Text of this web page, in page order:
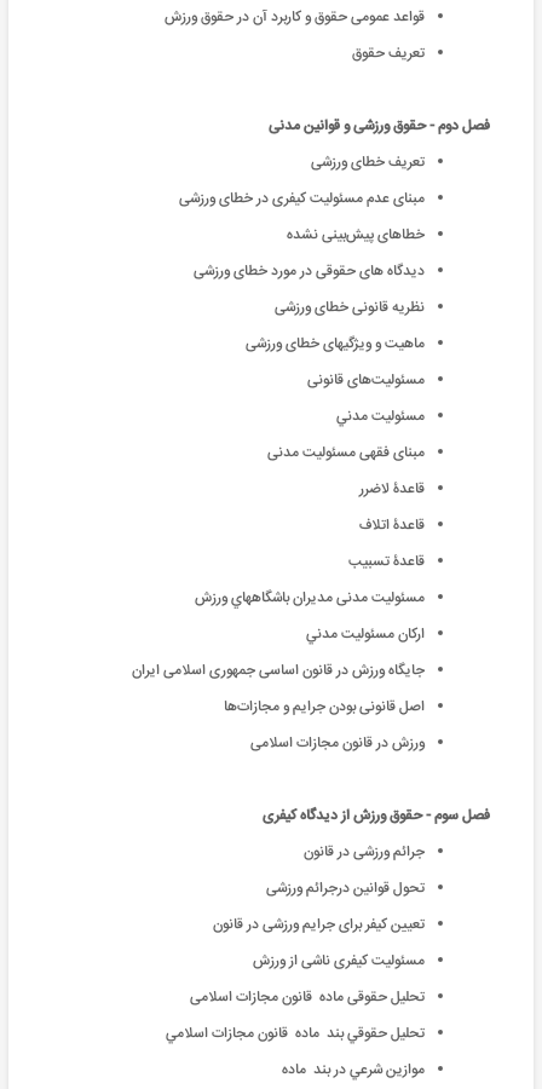
قواعد عمومی حقوق و کاربرد آن در حقوق ورزش
تعریف حقوق
فصل دوم - حقوق ورزشی و قوانین مدنی
تعریف خطای ورزشی
مبنای عدم مسئولیت کیفری در خطای ورزشی
خطاهای پیش‌بینی نشده
دیدگاه های حقوقی در مورد خطای ورزشی
نظریه قانونی خطای ورزشی
ماهیت و ویژگیهای خطای ورزشی
مسئولیت‌های قانونی
مسئوليت مدني
مبناى فقهى مسئوليت مدنى
قاعدۀ لاضرر
قاعدۀ اتلاف
قاعدۀ تسبيب
مسئولیت مدنی مدیران باشگاههاي ورزش
اركان مسئوليت مدني
جایگاه ورزش در قانون اساسی جمهوری اسلامی ایران
اصل قانونی بودن جرایم و مجازات‌ها
ورزش در قانون مجازات اسلامی
فصل سوم - حقوق ورزش از دیدگاه کیفری
جرائم ورزشی در قانون
تحول قوانین درجرائم ورزشی
تعیین کیفر برای جرایم ورزشی در قانون
مسئولیت کیفری ناشی از ورزش
تحلیل حقوقی ماده قانون مجازات اسلامی
تحلیل حقوقي بند ماده قانون مجازات اسلامي
موازین شرعي در بند ماده